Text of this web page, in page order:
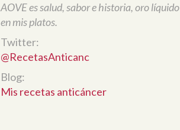
AOVE es salud, sabor e historia, oro líquido
en mis platos.
Twitter:
@RecetasAnticanc
Blog:
Mis recetas anticáncer